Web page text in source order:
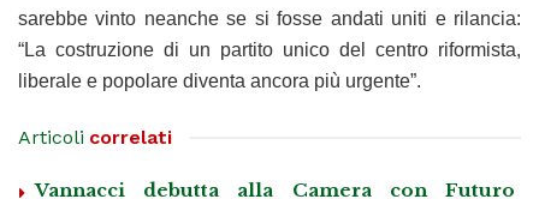
sarebbe vinto neanche se si fosse andati uniti e rilancia:
“La costruzione di un partito unico del centro riformista,
liberale e popolare diventa ancora più urgente”.
Articoli correlati
Vannacci debutta alla Camera con Futuro